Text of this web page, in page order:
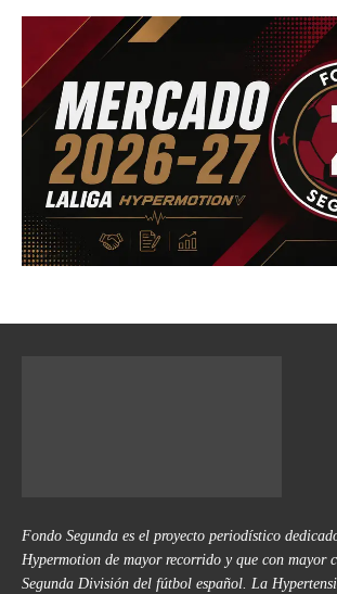
Fondo Segunda es el proyecto periodístico
Hypermotion de mayor recorrido y que con mayor
Segunda División del fútbol español. La